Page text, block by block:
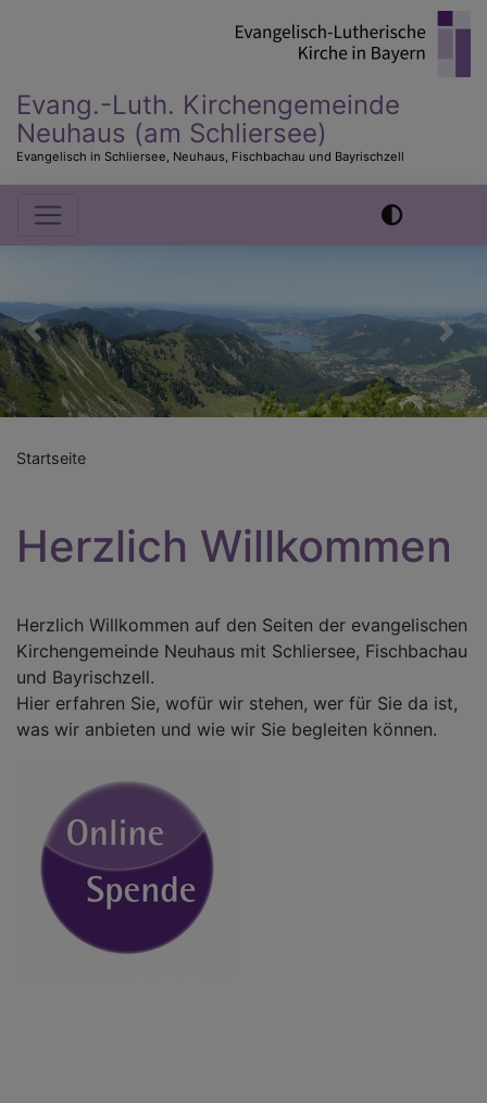
Evang.-Luth. Kirchengemeinde
Neuhaus (am Schliersee)
Evangelisch in Schliersee, Neuhaus, Fischbachau und Bayrischzell
Hauptnavigation
Previous Next
Startseite
Herzlich Willkommen
Herzlich Willkommen auf den Seiten der evangelischen
Kirchengemeinde Neuhaus mit Schliersee, Fischbachau
und Bayrischzell.
Hier erfahren Sie, wofür wir stehen, wer für Sie da ist,
was wir anbieten und wie wir Sie begleiten können.